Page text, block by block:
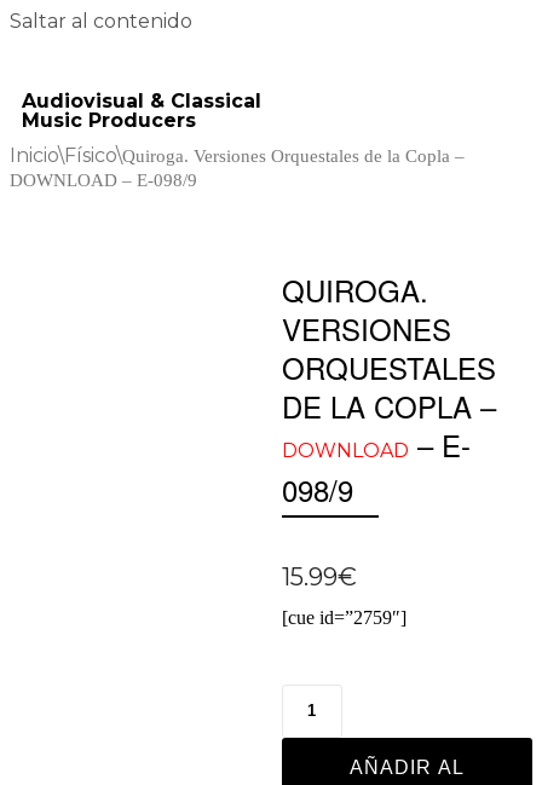
Saltar al contenido
Audiovisual & Classical
Music Producers
Inicio\Físico\Quiroga. Versiones Orquestales de la Copla –
DOWNLOAD – E-098/9
QUIROGA.
VERSIONES
ORQUESTALES
DE LA COPLA –
DOWNLOAD – E-
098/9
15.99€
[cue id=”2759″]
AÑADIR AL